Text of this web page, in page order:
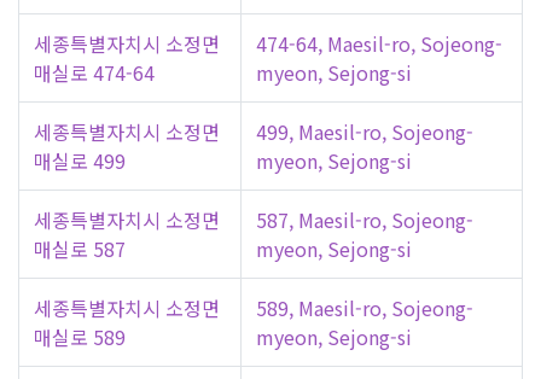
세종특별자치시 소정면
매실로 474-64
474-64, Maesil-ro, Sojeong-
myeon, Sejong-si
세종특별자치시 소정면
매실로 499
499, Maesil-ro, Sojeong-
myeon, Sejong-si
세종특별자치시 소정면
매실로 587
587, Maesil-ro, Sojeong-
myeon, Sejong-si
세종특별자치시 소정면
매실로 589
589, Maesil-ro, Sojeong-
myeon, Sejong-si